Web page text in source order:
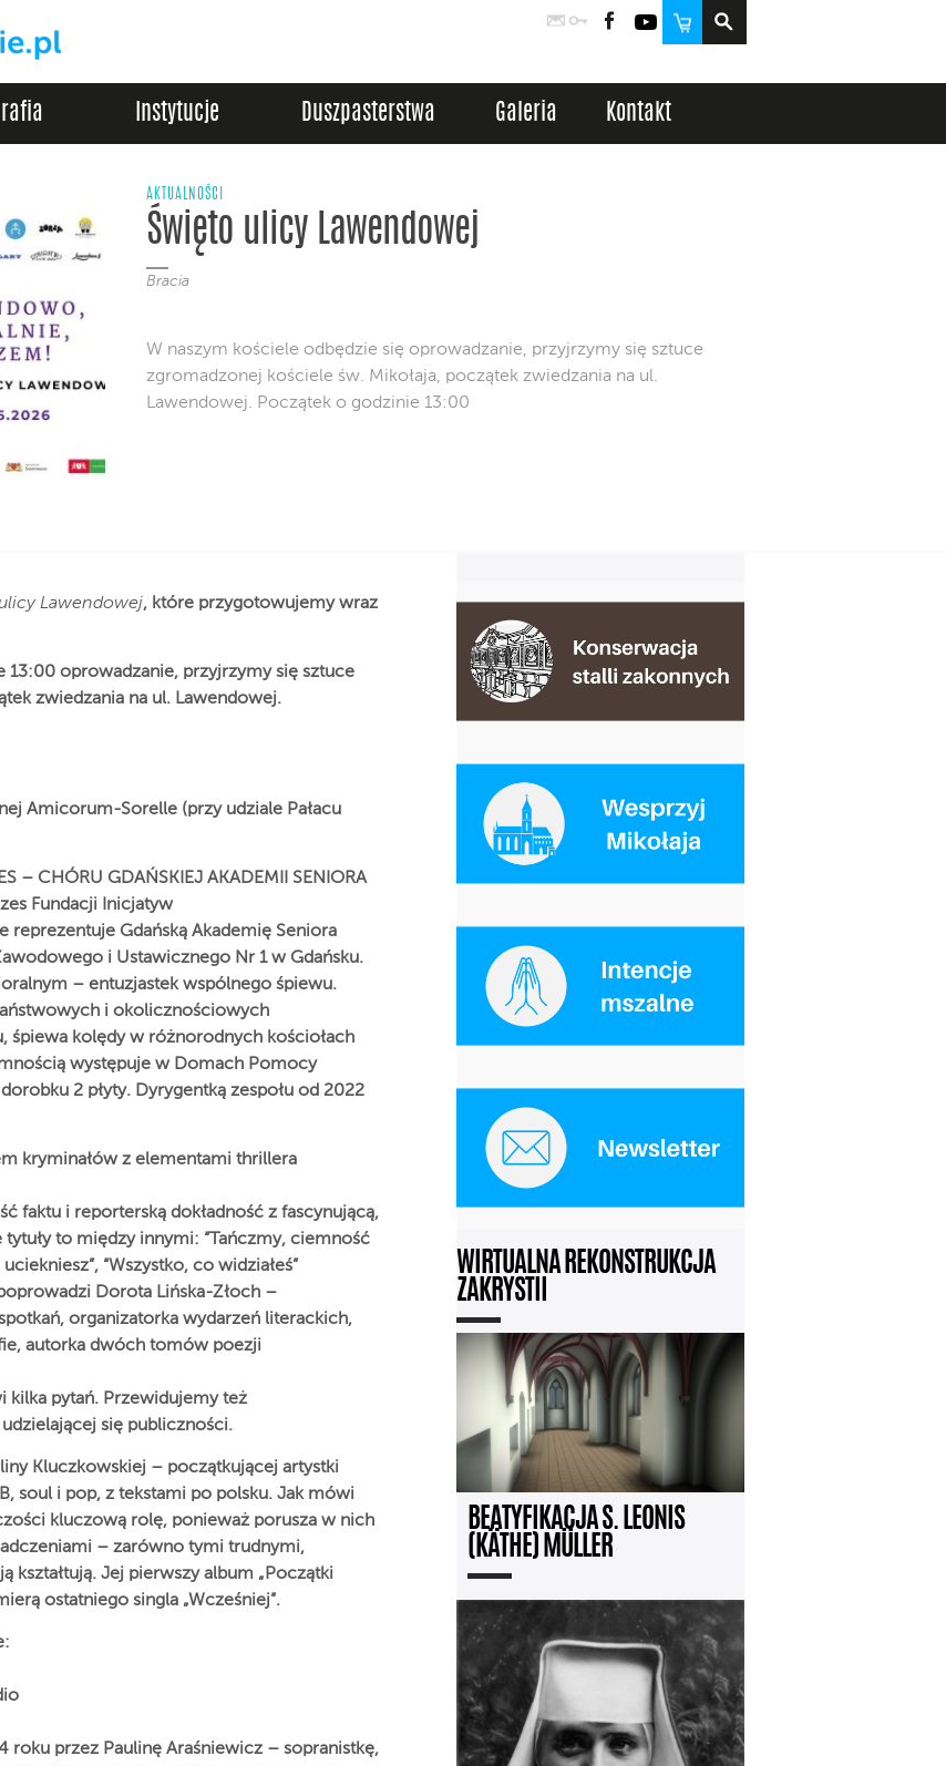
PocztaLogowanie
FacebookYouTube
Sklep
Instytucje Duszpasterstwa Galeria Kontakt
AKTUALNOŚCI
Święto ulicy Lawendowej
Bracia
W naszym kościele odbędzie się oprowadzanie, przyjrzymy się sztuce
zgromadzonej kościele św. Mikołaja, początek zwiedzania na ul.
Lawendowej. Początek o godzinie 13:00
Lawendowej, które przygotowujemy wraz
13:00 oprowadzanie, przyjrzymy się sztuce
zwiedzania na ul. Lawendowej.
Amicorum-Sorelle (przy udziale Pałacu
– CHÓRU GDAŃSKIEJ AKADEMII SENIORA
Fundacji Inicjatyw
reprezentuje Gdańską Akademię Seniora
i Ustawicznego Nr 1 w Gdańsku.
– entuzjastek wspólnego śpiewu.
i okolicznościowych
śpiewa kolędy w różnorodnych kościołach
występuje w Domach Pomocy
2 płyty. Dyrygentką zespołu od 2022
kryminałów z elementami thrillera
faktu i reporterską dokładność z fascynującą,
to między innymi: “Tańczmy, ciemność
“Wszystko, co widziałeś”
Dorota Lińska-Złoch –
organizatorka wydarzeń literackich,
autorka dwóch tomów poezji
kilka pytań. Przewidujemy też
udzielającej się publiczności.
Kluczkowskiej – początkującej artystki
soul i pop, z tekstami po polsku. Jak mówi
kluczową rolę, ponieważ porusza w nich
– zarówno tymi trudnymi,
Jej pierwszy album „Początki
ostatniego singla „Wcześniej”.
roku przez Paulinę Araśniewicz – sopranistkę,
WIRTUALNA REKONSTRUKCJA
ZAKRYSTII
BEATYFIKACJA S. LEONIS
(KÄTHE) MÜLLER